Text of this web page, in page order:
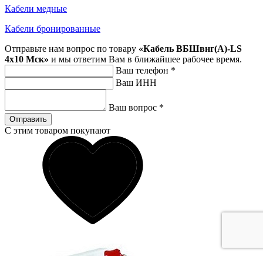
Кабели медные
Кабели бронированные
Отправьте нам вопрос по товару «Кабель ВБШвнг(А)-LS
4х10 Мск» и мы ответим Вам в ближайшее рабочее время.
Ваш телефон *
Ваш ИНН
Ваш вопрос *
Отправить
С этим товаром покупают